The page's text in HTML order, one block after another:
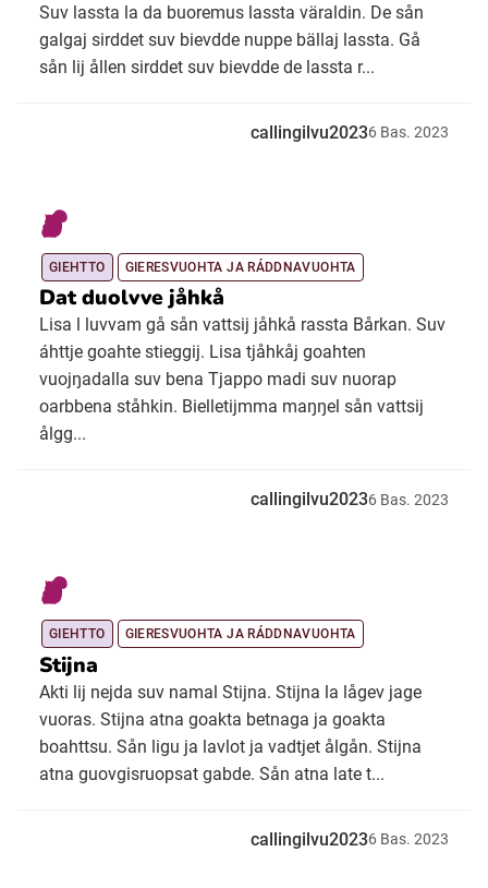
Suv lassta la da buoremus lassta väraldin. De sån
galgaj sirddet suv bievdde nuppe bällaj lassta. Gå
sån lij ållen sirddet suv bievdde de lassta r...
callingilvu20236 Bas. 2023
GIEHTTO GIERESVUOHTA JA RÁDDNAVUOHTA
Dat duolvve jåhkå
Lisa l luvvam gå sån vattsij jåhkå rassta Bårkan. Suv
áhttje goahte stieggij. Lisa tjåhkåj goahten
vuojŋadalla suv bena Tjappo madi suv nuorap
oarbbena ståhkin. Bielletijmma maŋŋel sån vattsij
ålgg...
callingilvu20236 Bas. 2023
GIEHTTO GIERESVUOHTA JA RÁDDNAVUOHTA
Stijna
Akti lij nejda suv namal Stijna. Stijna la lågev jage
vuoras. Stijna atna goakta betnaga ja goakta
boahttsu. Sån ligu ja lavlot ja vadtjet ålgån. Stijna
atna guovgisruopsat gabde. Sån atna late t...
callingilvu20236 Bas. 2023